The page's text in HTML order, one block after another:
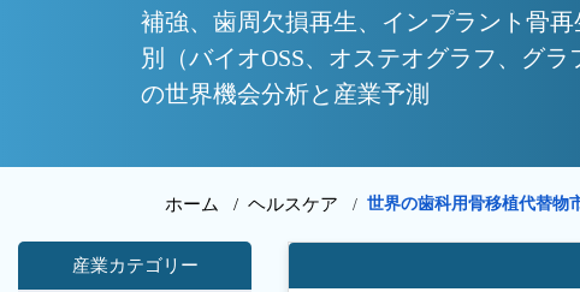
補強、歯周欠損再生、インプラント骨
別（バイオOSS、オステオグラフ、グ
の世界機会分析と産業予測
ホーム / ヘルスケア / 世界の歯科用骨移植代替物
産業カテゴリー